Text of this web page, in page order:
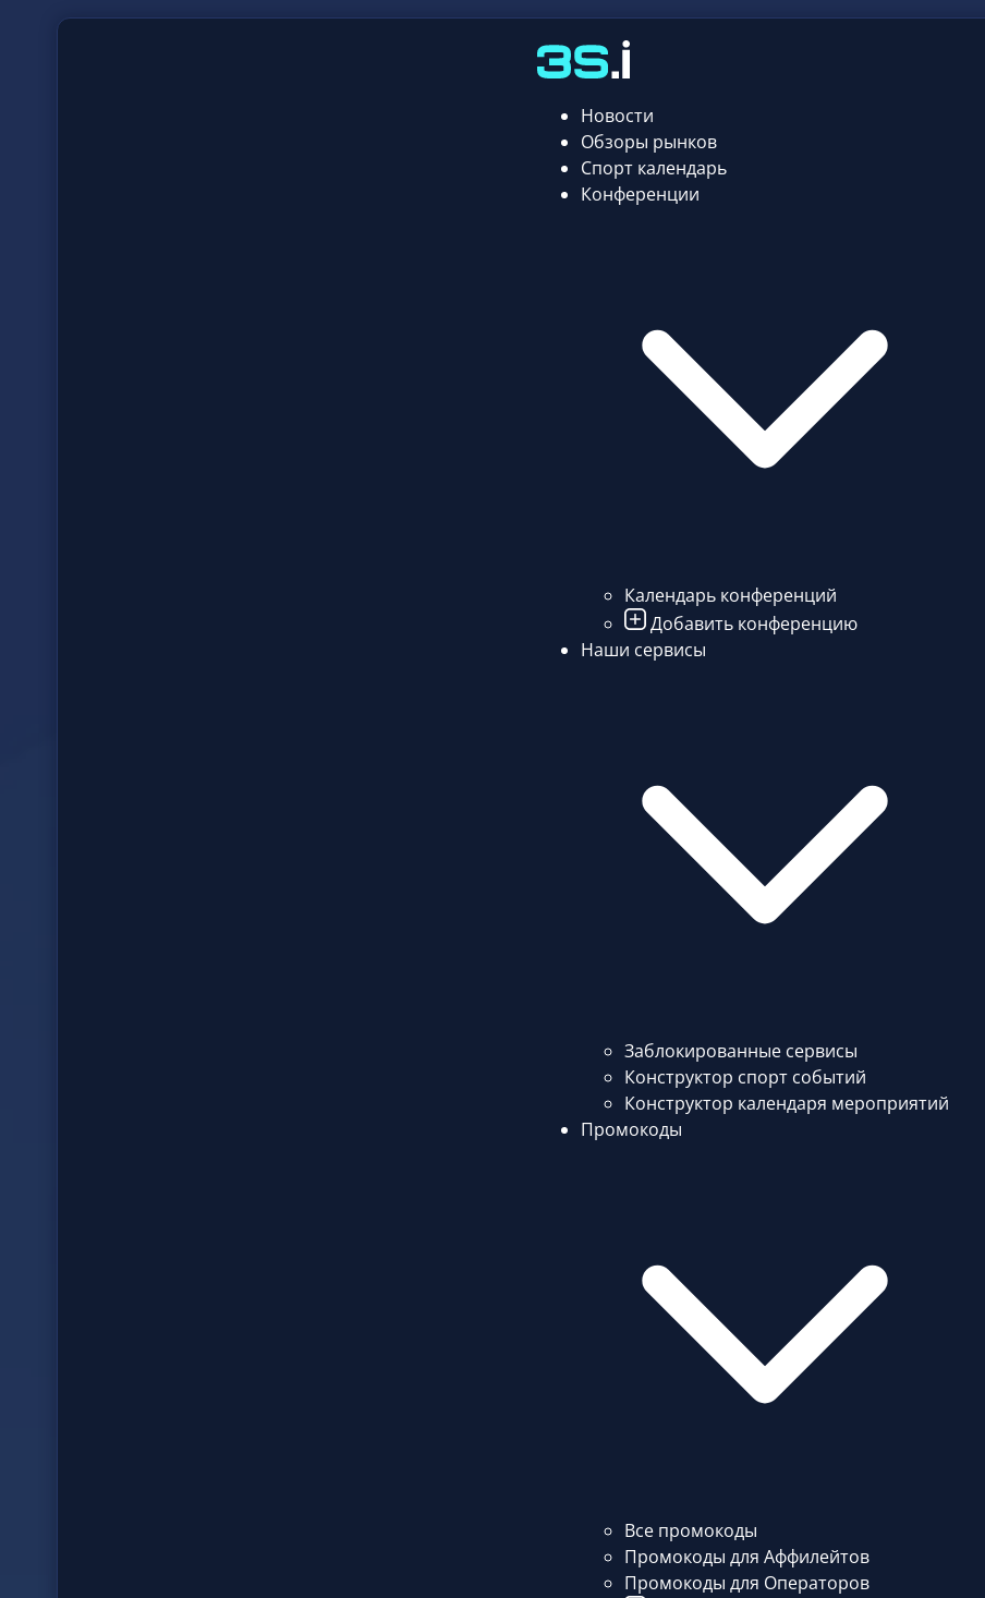
Новости
Обзоры рынков
Спорт календарь
Конференции
Календарь конференций
Добавить конференцию
Наши сервисы
Заблокированные сервисы
Конструктор спорт событий
Конструктор календаря мероприятий
Промокоды
Все промокоды
Промокоды для Аффилейтов
Промокоды для Операторов